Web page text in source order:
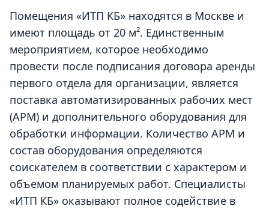
Помещения «ИТП КБ» находятся в Москве и
имеют площадь от 20 м². Единственным
мероприятием, которое необходимо
провести после подписания договора аренды
первого отдела для организации, является
поставка автоматизированных рабочих мест
(АРМ) и дополнительного оборудования для
обработки информации. Количество АРМ и
состав оборудования определяются
соискателем в соответствии с характером и
объемом планируемых работ. Специалисты
«ИТП КБ» оказывают полное содействие в